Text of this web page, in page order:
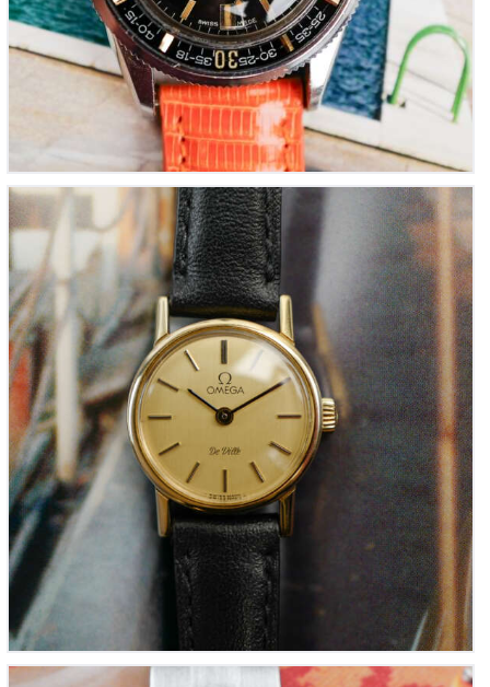
OMEGA De Ville 111.0107 « mini-montre cocktail
dorée » pour femme (Vintage 1980)
875 00€